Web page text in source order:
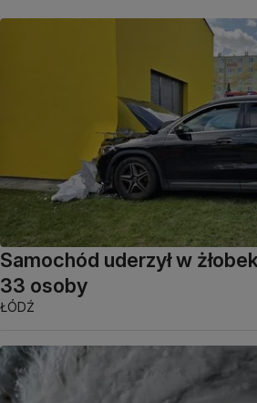
Samochód uderzył w
33 osoby
ŁÓDŹ